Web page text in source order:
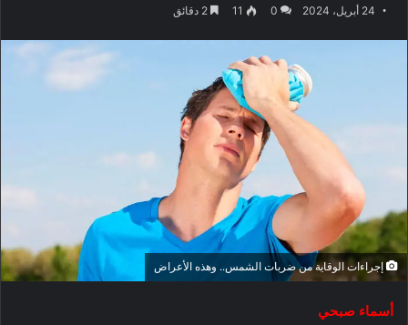
24 أبريل، 2024 0
11
إجراءات الوقاية من ضربات الشمس.. وهذه الأعراض
أسماء صبحي